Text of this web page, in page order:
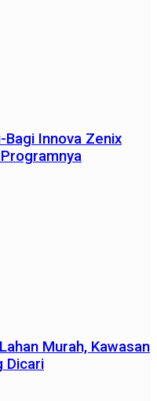
Bagi Innova Zenix
Murah, Kawasan
Dicari